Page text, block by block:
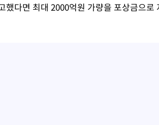
했다면 최대 2000억원 가량을 포상금으